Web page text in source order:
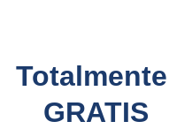
Totalmente
GRATIS